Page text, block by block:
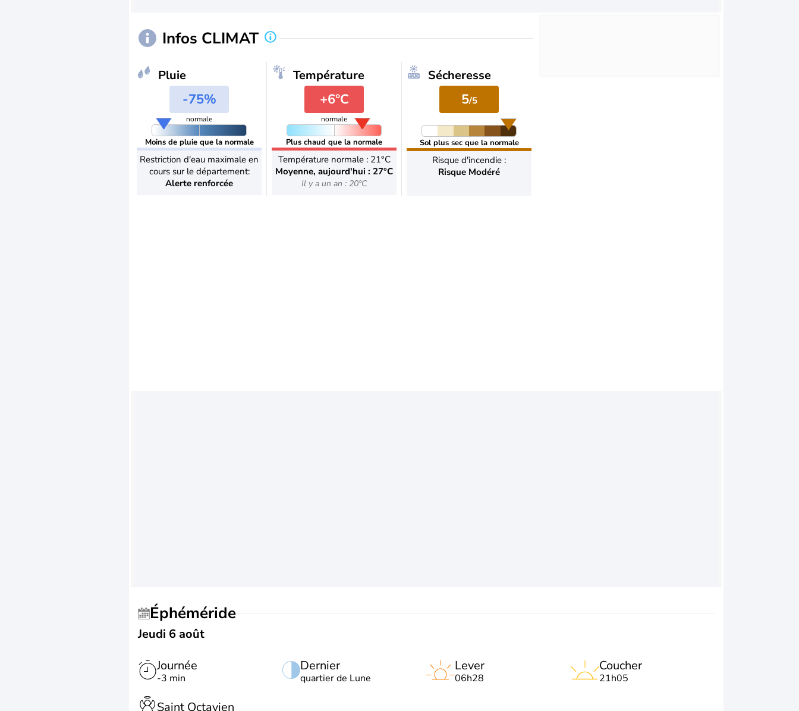
Infos CLIMAT
Pluie
-75%
normale
Moins de pluie que la normale
Restriction d'eau maximale en
cours sur le département:
Alerte renforcée
Température
+6°C
normale
Plus chaud que la normale
Température normale : 21°C
Moyenne, aujourd'hui : 27°C
Il y a un an : 20°C
Sécheresse
5/5
Sol plus sec que la normale
Risque d'incendie :
Risque Modéré
Éphéméride
Jeudi 6 août
Journée
-3 min
Dernier
quartier de Lune
Lever
06h28
Coucher
21h05
Saint Octavien